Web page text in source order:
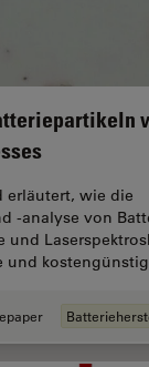
erläutert, wie die
-analyse von
und
und